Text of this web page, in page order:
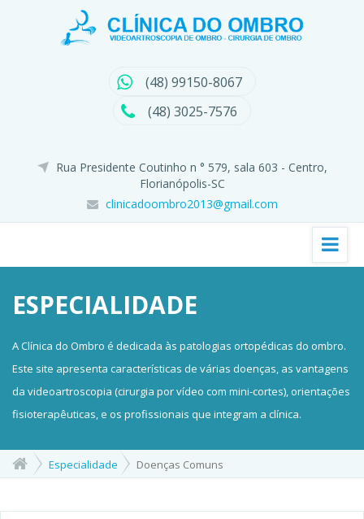
(48) 99150-8067
(48) 3025-7576
Rua Presidente Coutinho n ° 579, sala 603 - Centro,
Florianópolis-SC
clinicadoombro2013@gmail.com
ESPECIALIDADE
A Clínica do Ombro é dedicada às patologias ortopédicas do ombro.
Este site apresenta características de várias doenças, as vantagens
da videoartroscopia (cirurgia por vídeo com mini-cortes), orientações
fisioterapêuticas, e os profissionais que integram a clínica.
Especialidade Doenças Comuns